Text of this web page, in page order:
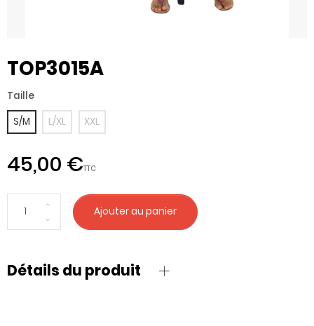
TOP3015A
Taille
S/M
L/XL XXL
45,00 €TTC
Ajouter au panier
Détails du produit